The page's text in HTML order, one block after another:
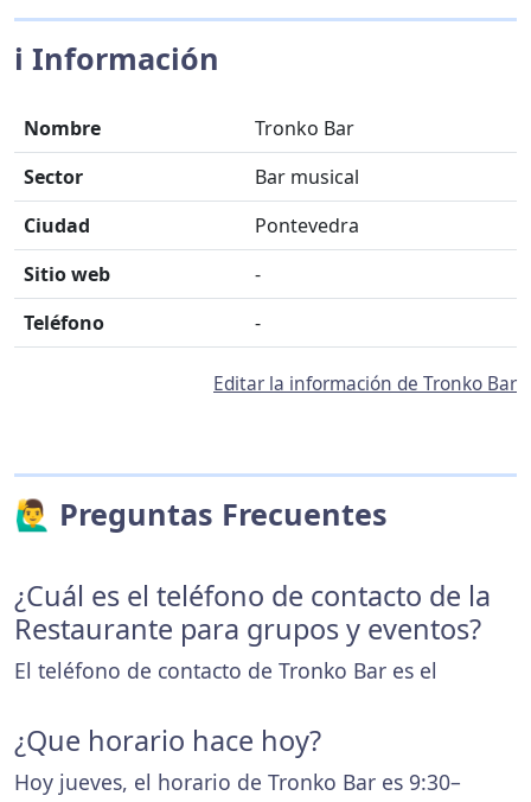
ℹ️ Información
Nombre
Tronko Bar
Sector
Bar musical
Ciudad
Pontevedra
Sitio web
-
Teléfono
-
Editar la información de Tronko Bar
🙋‍♂️ Preguntas Frecuentes
¿Cuál es el teléfono de contacto de la
Restaurante para grupos y eventos?
El teléfono de contacto de Tronko Bar es el
¿Que horario hace hoy?
Hoy jueves, el horario de Tronko Bar es 9:30–